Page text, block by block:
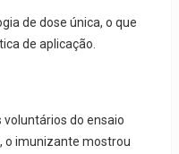
de dose única, o que
de aplicação.
do ensaio
o imunizante mostrou